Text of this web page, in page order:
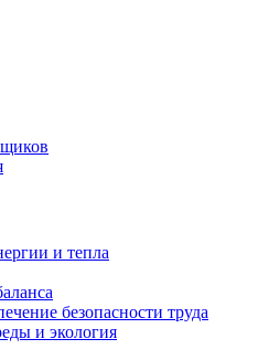
и тепла
безопасности труда
и экология